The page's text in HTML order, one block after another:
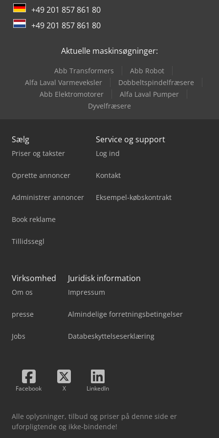
Tec Rotec
+49 201 857 861 80
+49 201 857 861 80
Aktuelle maskinsøgninger:
Abb Transformers
Abb Robot
Alfa Laval Varmeveksler
Dobbeltspindelfræsere
Abb Elektromotorer
Alfa Laval Pumper
Dyvelfræsere
Sælg
Priser og takster
Oprette annoncer
Administrer annoncer
Book reklame
Tillidssegl
Service og support
Log ind
Kontakt
Eksempel-købskontrakt
Virksomhed
Om os
presse
Jobs
Juridisk information
Impressum
Almindelige forretningsbetingelser
Databeskyttelseserklæring
Facebook X LinkedIn
Alle oplysninger, tilbud og priser på denne side er
uforpligtende og ikke-bindende!